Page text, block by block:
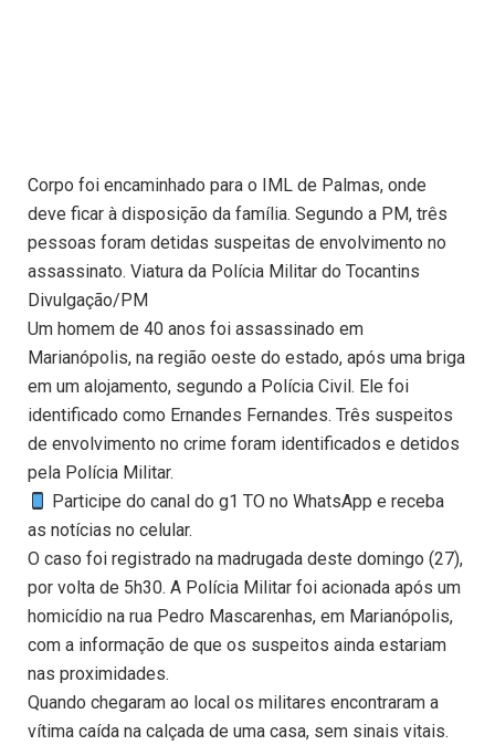
Corpo foi encaminhado para o IML de Palmas, onde
deve ficar à disposição da família. Segundo a PM, três
pessoas foram detidas suspeitas de envolvimento no
assassinato. Viatura da Polícia Militar do Tocantins
Divulgação/PM
Um homem de 40 anos foi assassinado em
Marianópolis, na região oeste do estado, após uma briga
em um alojamento, segundo a Polícia Civil. Ele foi
identificado como Ernandes Fernandes. Três suspeitos
de envolvimento no crime foram identificados e detidos
pela Polícia Militar.
Participe do canal do g1 TO no WhatsApp e receba
as notícias no celular.
O caso foi registrado na madrugada deste domingo (27),
por volta de 5h30. A Polícia Militar foi acionada após um
homicídio na rua Pedro Mascarenhas, em Marianópolis,
com a informação de que os suspeitos ainda estariam
nas proximidades.
Quando chegaram ao local os militares encontraram a
vítima caída na calçada de uma casa, sem sinais vitais.